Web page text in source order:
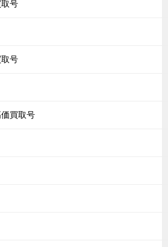
号
号
買取号